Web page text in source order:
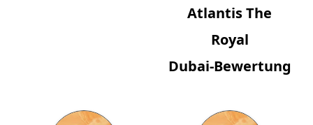
Atlantis The
Royal
Dubai-Bewertung